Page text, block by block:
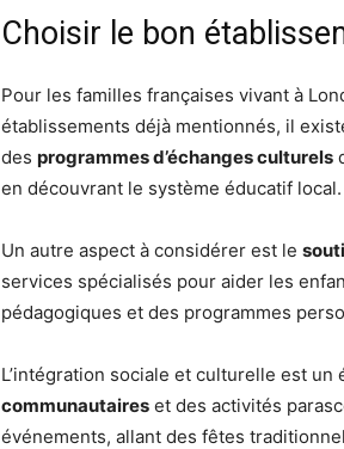
Choisir le bon
Pour les familles françaises vivant à
établissements déjà mentionnés, il
des programmes d’échanges culturels
en découvrant le système éducatif local.
Un autre aspect à considérer est le
services spécialisés pour aider les
pédagogiques et des programmes
L’intégration sociale et culturelle est
communautaires et des activités
événements, allant des fêtes